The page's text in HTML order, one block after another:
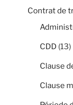
Contrat de
CDD (13)
Clause
Clause